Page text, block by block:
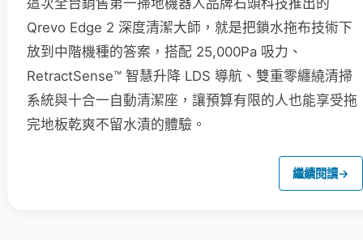
Qrevo Edge 2 深度清潔大師，就是把鎖水拖布技術下
放到中階機種的答案，搭配 25,000Pa 吸力、
RetractSense™ 智慧升降 LDS 導航、雙重零纏繞清掃
系統與十合一自動清潔座，讓預算有限的人也能享受拖
完地板乾爽不留水漬的體驗。
繼續閱讀→